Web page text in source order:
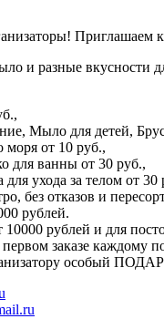
Приглашаем к
и разные вкусности
Мыло для детей,
моря от 10 руб.,
для ванны от 30 руб.,
для ухода за телом от 30
без отказов и
рублей.
10000 рублей и для
заказе каждому
особый